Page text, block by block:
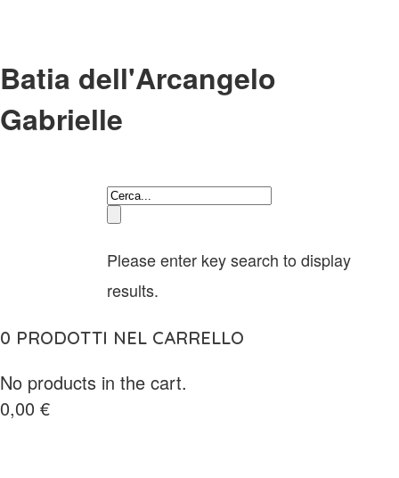
Batia dell'Arcangelo
Gabrielle
Please enter key search to display
results.
0 PRODOTTI NEL CARRELLO
No products in the cart.
0,00 €